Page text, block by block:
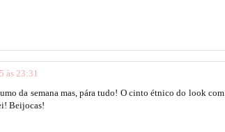
às 23:31
da semana mas, pára tudo! O cinto étnico do look
Beijocas!